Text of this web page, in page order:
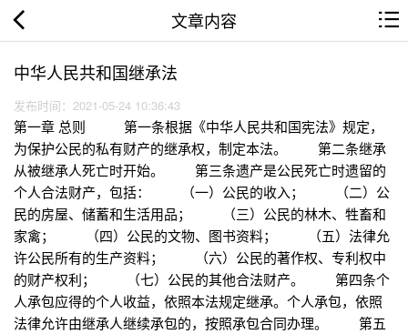
文章内容
中华人民共和国继承法
发布时间：2021-05-24 10:36:43
第一章 总则 第一条根据《中华人民共和国宪法》规定，
为保护公民的私有财产的继承权，制定本法。 第二条继承
从被继承人死亡时开始。 第三条遗产是公民死亡时遗留的
个人合法财产，包括： （一）公民的收入； （二）公
民的房屋、储蓄和生活用品； （三）公民的林木、牲畜和
家禽； （四）公民的文物、图书资料； （五）法律允
许公民所有的生产资料； （六）公民的著作权、专利权中
的财产权利； （七）公民的其他合法财产。 第四条个
人承包应得的个人收益，依照本法规定继承。个人承包，依照
法律允许由继承人继续承包的，按照承包合同办理。 第五